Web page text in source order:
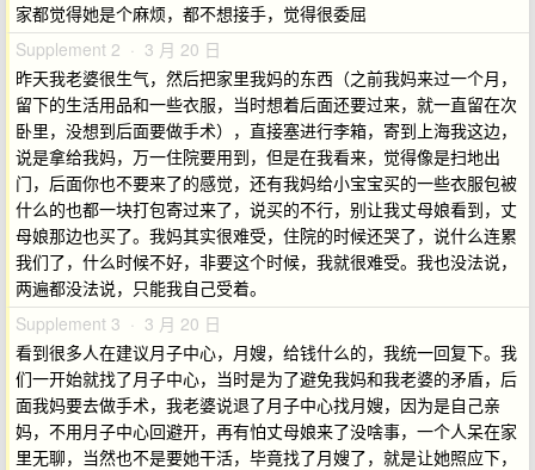
家都觉得她是个麻烦，都不想接手，觉得很委屈
Supplement 2 · 3 月 20 日
昨天我老婆很生气，然后把家里我妈的东西（之前我妈来过一个月，
留下的生活用品和一些衣服，当时想着后面还要过来，就一直留在次
卧里，没想到后面要做手术），直接塞进行李箱，寄到上海我这边，
说是拿给我妈，万一住院要用到，但是在我看来，觉得像是扫地出
门，后面你也不要来了的感觉，还有我妈给小宝宝买的一些衣服包被
什么的也都一块打包寄过来了，说买的不行，别让我丈母娘看到，丈
母娘那边也买了。我妈其实很难受，住院的时候还哭了，说什么连累
我们了，什么时候不好，非要这个时候，我就很难受。我也没法说，
两遍都没法说，只能我自己受着。
Supplement 3 · 3 月 20 日
看到很多人在建议月子中心，月嫂，给钱什么的，我统一回复下。我
们一开始就找了月子中心，当时是为了避免我妈和我老婆的矛盾，后
面我妈要去做手术，我老婆说退了月子中心找月嫂，因为是自己亲
妈，不用月子中心回避开，再有怕丈母娘来了没啥事，一个人呆在家
里无聊，当然也不是要她干活，毕竟找了月嫂了，就是让她照应下，